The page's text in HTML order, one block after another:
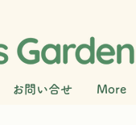
お問い合せ More